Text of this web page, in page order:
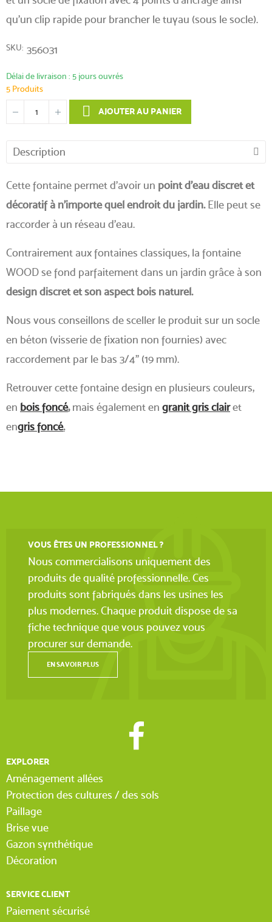
qu'un clip rapide pour brancher le tuyau (sous le socle).
SKU 356031
Délai de livraison : 5 jours ouvrés
5 Produits
AJOUTER AU PANIER
Description
Cette fontaine permet d’avoir un point d’eau discret et
décoratif à n’importe quel endroit du jardin.Elle peut se
raccorder à un réseau d'eau.
Contrairement aux fontaines classiques, la fontaine
WOOD se fond parfaitement dans un jardin grâce à son
design discret et son aspect bois naturel.
Nous vous conseillons de sceller le produit sur un socle
en béton (visserie de fixation non fournies) avec
raccordement par le bas 3/4" (19 mm).
Retrouver cette fontaine design en plusieurs couleurs,
en bois foncé,mais également en granit gris clairet
engris foncé.
VOUS ÊTES UN PROFESSIONNEL ?
Nous commercialisons uniquement des
produits de qualité professionnelle. Ces
produits sont fabriqués dans les usines les
plus modernes. Chaque produit dispose de sa
fiche technique que vous pouvez vous
procurer sur demande.
EN SAVOIR PLUS
EXPLORER
Aménagement allées
Protection des cultures / des sols
Paillage
Brise vue
Gazon synthétique
Décoration
SERVICE CLIENT
Paiement sécurisé